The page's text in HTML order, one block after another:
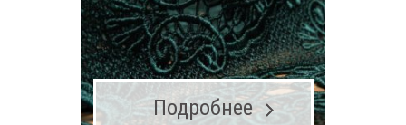
Подробнее